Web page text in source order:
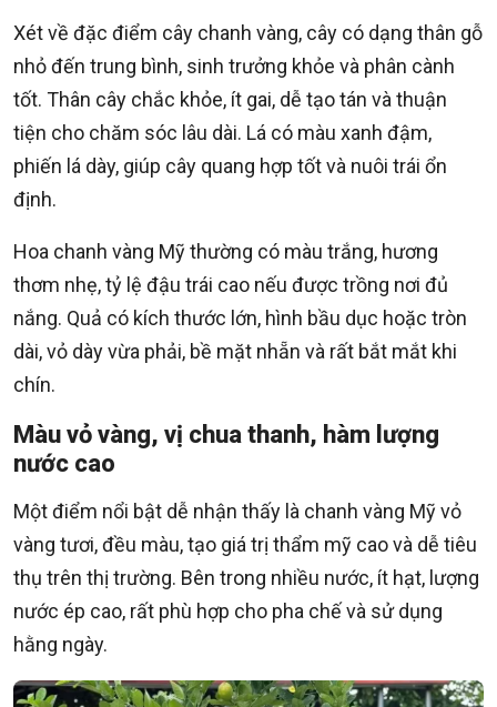
Xét về đặc điểm cây chanh vàng, cây có dạng thân gỗ
nhỏ đến trung bình, sinh trưởng khỏe và phân cành
tốt. Thân cây chắc khỏe, ít gai, dễ tạo tán và thuận
tiện cho chăm sóc lâu dài. Lá có màu xanh đậm,
phiến lá dày, giúp cây quang hợp tốt và nuôi trái ổn
định.
Hoa chanh vàng Mỹ thường có màu trắng, hương
thơm nhẹ, tỷ lệ đậu trái cao nếu được trồng nơi đủ
nắng. Quả có kích thước lớn, hình bầu dục hoặc tròn
dài, vỏ dày vừa phải, bề mặt nhẵn và rất bắt mắt khi
chín.
Màu vỏ vàng, vị chua thanh, hàm lượng
nước cao
Một điểm nổi bật dễ nhận thấy là chanh vàng Mỹ vỏ
vàng tươi, đều màu, tạo giá trị thẩm mỹ cao và dễ tiêu
thụ trên thị trường. Bên trong nhiều nước, ít hạt, lượng
nước ép cao, rất phù hợp cho pha chế và sử dụng
hằng ngày.